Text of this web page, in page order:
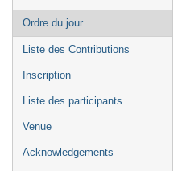
de
l'événement
Ordre du jour
Liste des Contributions
Inscription
Liste des participants
Venue
Acknowledgements